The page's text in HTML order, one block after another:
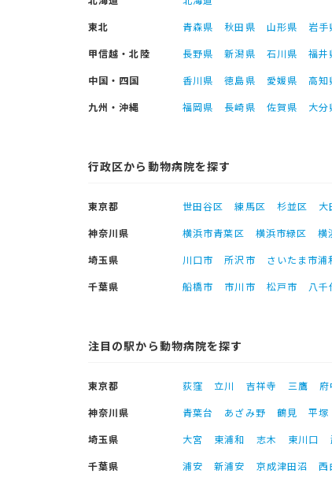
東北
青森県 秋田県 山形県 岩手
甲信越・北陸
長野県 新潟県 石川県 福井
中国・四国
香川県 徳島県 愛媛県 高知
九州・沖縄
福岡県 長崎県 佐賀県 大分
行政区から動物病院を探す
東京都 世田谷区 練馬区 杉並区 大
神奈川県
横浜市青葉区 横浜市緑区 横
埼玉県
川口市 所沢市 さいたま市浦
千葉県
船橋市 市川市 松戸市 八千
注目の駅から動物病院を探す
東京都 荻窪 立川 吉祥寺 三鷹 府
神奈川県
青葉台 あざみ野 鶴見 平塚
埼玉県
大宮 東浦和 志木 東川口
千葉県
浦安 新浦安 京成津田沼 西